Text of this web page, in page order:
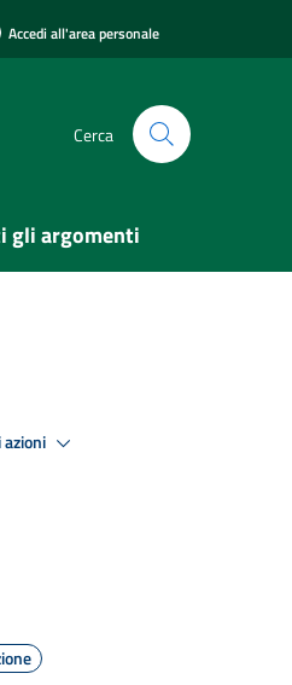
Accedi all'area personale
Cerca
gli argomenti
azioni